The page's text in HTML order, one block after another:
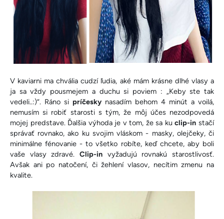
V kaviarni ma chvália cudzí ľudia, aké mám krásne dlhé vlasy a
ja sa vždy pousmejem a duchu si poviem : „Keby ste tak
vedeli..:)“. Ráno si príčesky nasadím behom 4 minút a voilá,
nemusím si robiť starosti s tým, že môj účes nezodpovedá
mojej predstave. Ďalšia výhoda je v tom, že sa kuclip-in stačí
správať rovnako, ako ku svojim vláskom - masky, olejčeky, či
minimálne fénovanie - to všetko robíte, keď chcete, aby boli
vaše vlasy zdravé. Clip-in vyžadujú rovnakú starostlivosť.
Avšak ani po natočení, či žehlení vlasov, necítim zmenu na
kvalite.